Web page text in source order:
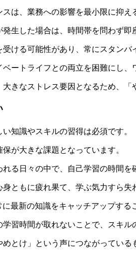
は、業務への影響を最小限に抑
生した場合は、時間帯を問わず即
ける可能性があり、常にスタンバ
ートライフとの両立を困難にし、
きなストレス要因となるため、「
知識やスキルの習得は必須です。
が大きな課題となっています。
る日々の中で、自己学習の時間
ともに疲れ果て、学ぶ気力すら失
最新の知識をキャッチアップする
習時間が取れないことで、スキル
とけ」という声につながっている